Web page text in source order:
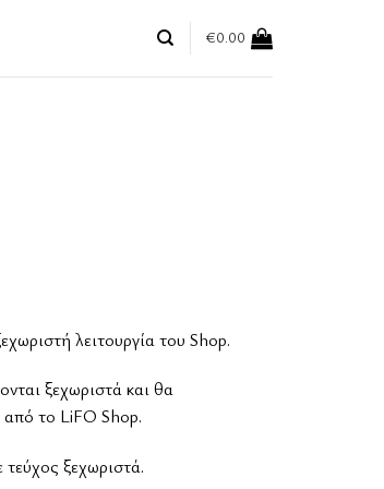
€0.00
λειτουργία του Shop.
ξεχωριστά και θα
από το LiFO Shop.
ξεχωριστά.